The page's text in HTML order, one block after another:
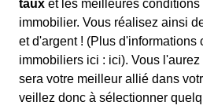
taux et les meilleures conditions
immobilier. Vous réalisez ainsi
et d'argent ! (Plus d'informations
immobiliers ici : ici). Vous
sera votre meilleur allié dans
veillez donc à sélectionner